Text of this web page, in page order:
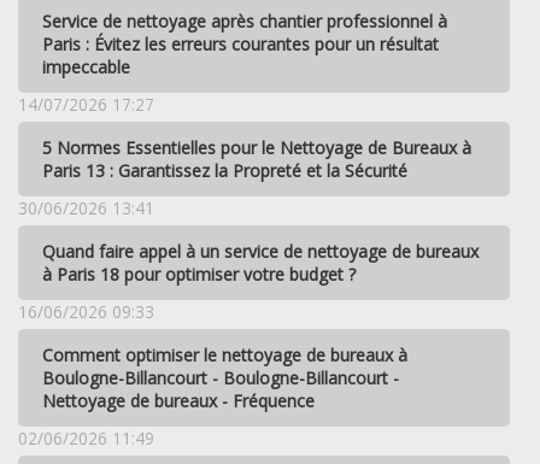
Service de nettoyage après chantier professionnel à
Paris : Évitez les erreurs courantes pour un résultat
impeccable
14/07/2026 17:27
5 Normes Essentielles pour le Nettoyage de Bureaux à
Paris 13 : Garantissez la Propreté et la Sécurité
30/06/2026 13:41
Quand faire appel à un service de nettoyage de bureaux
à Paris 18 pour optimiser votre budget ?
16/06/2026 09:33
Comment optimiser le nettoyage de bureaux à
Boulogne-Billancourt - Boulogne-Billancourt -
Nettoyage de bureaux - Fréquence
02/06/2026 11:49